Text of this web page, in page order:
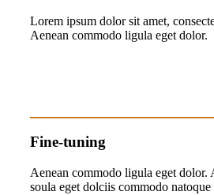
Lorem ipsum dolor sit amet,
Aenean commodo ligula eget dolor.
Fine-tuning
Aenean commodo ligula eget dolor.
soula eget dolciis commodo natoque